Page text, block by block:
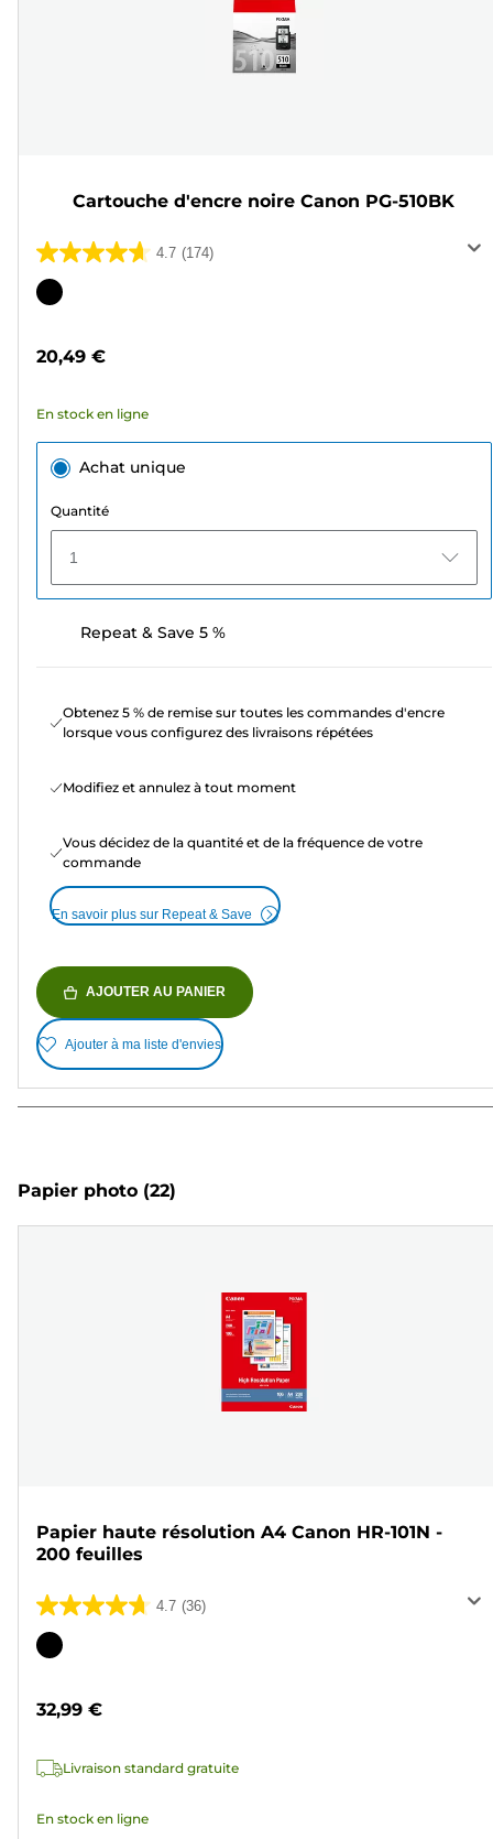
Cartouche d'encre noire Canon PG-510BK
4.7 (174)
4.7
sur
174
Cartouche
20,49 €
En stock en ligne
Achat unique
Quantité
1
Repeat & Save 5 %
Obtenez 5 % de remise sur toutes les commandes d'encre
lorsque vous configurez des livraisons répétées
Modifiez et annulez à tout moment
Vous décidez de la quantité et de la fréquence de votre
commande
En savoir plus sur Repeat & Save
AJOUTER AU PANIER
Ajouter à ma liste d'envies
Papier photo (22)
Papier haute résolution A4 Canon HR-101N -
200 feuilles
4.7 (36)
4.7
sur
36
Cartouche
32,99 €
Livraison standard gratuite
En stock en ligne